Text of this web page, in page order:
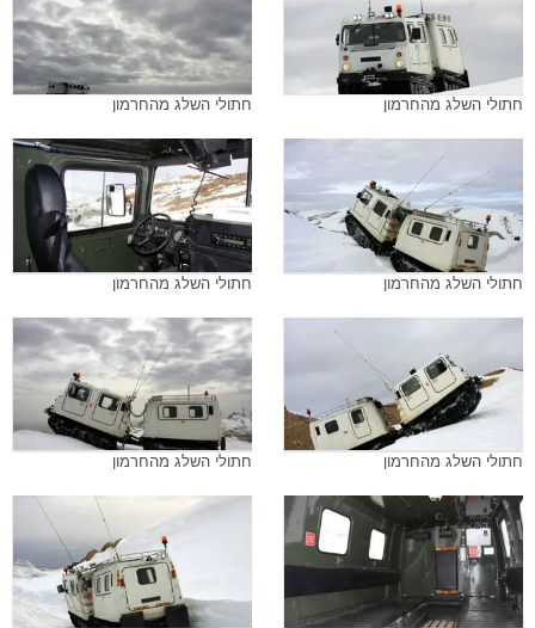
חתולי השלג מהחרמון חתולי השלג מהחרמון
חתולי השלג מהחרמון חתולי השלג מהחרמון
חתולי השלג מהחרמון חתולי השלג מהחרמון